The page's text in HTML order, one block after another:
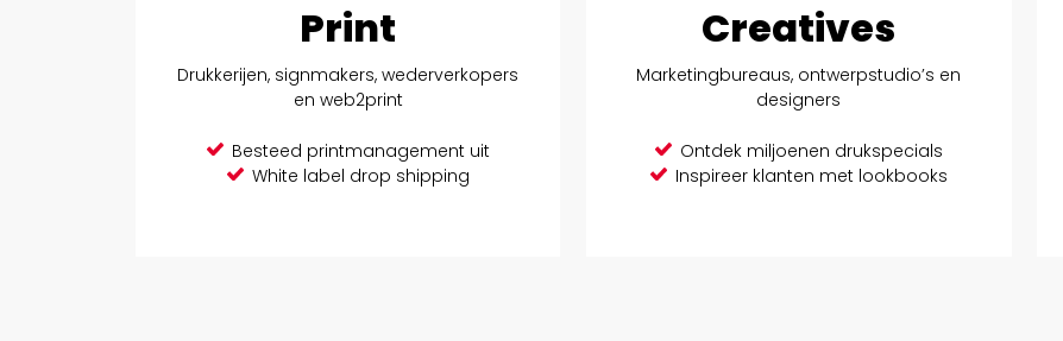
Print
Drukkerijen, signmakers, wederverkopers
en web2print
Besteed printmanagement uit
White label drop shipping
Creatives
Marketingbureaus, ontwerpstudio’s en
designers
Ontdek miljoenen drukspecials
Inspireer klanten met lookbooks